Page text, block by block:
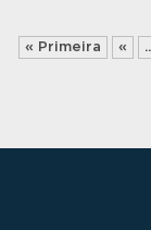
« Primeira «